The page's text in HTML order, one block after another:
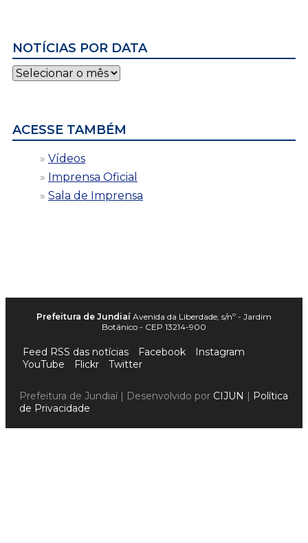
NOTÍCIAS POR DATA
Notícias
por
ACESSE TAMBÉM
Vídeos
Imprensa Oficial
Sala de Imprensa
Prefeitura de Jundiaí Avenida da Liberdade, s/nº - Jardim
Botânico - CEP 13214-900
Feed RSS das notícias Facebook
Instagram
YouTube
Flickr Twitter
Prefeitura de Jundiaí | Desenvolvido por CIJUN | Política
de Privacidade